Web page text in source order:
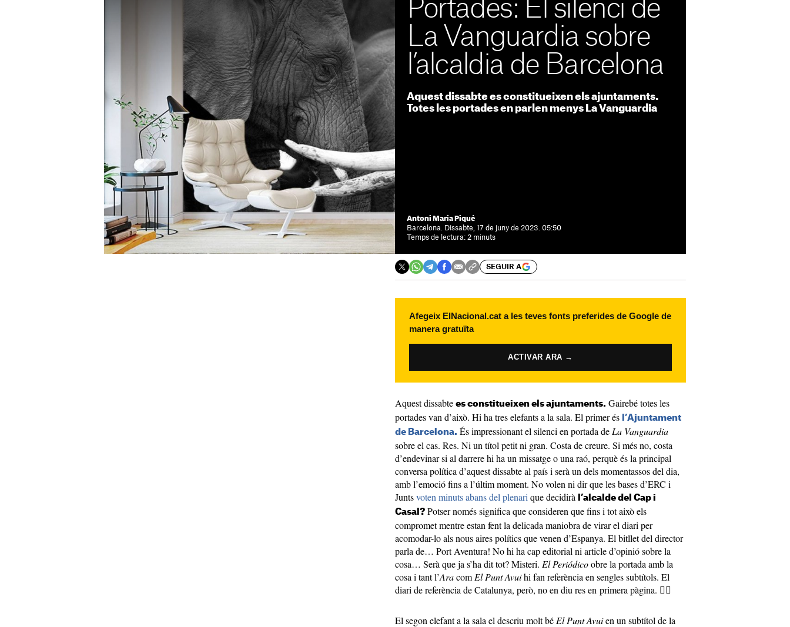
Portades: El silenci de
La Vanguardia sobre
l’alcaldia de Barcelona
Aquest dissabte es constitueixen els ajuntaments.
Totes les portades en parlen menys La Vanguardia
Antoni Maria Piqué
Barcelona. Dissabte, 17 de juny de 2023. 05:50
Temps de lectura: 2 minuts
SEGUIR A
Afegeix ElNacional.cat a les teves fonts preferides de Google de
manera gratuïta
ACTIVAR ARA →
Aquest dissabte es constitueixen els ajuntaments. Gairebé totes les
portades van d’això. Hi ha tres elefants a la sala. El primer és l’Ajuntament
de Barcelona. És impressionant el silenci en portada de La Vanguardia
sobre el cas. Res. Ni un títol petit ni gran. Costa de creure. Si més no, costa
d’endevinar si al darrere hi ha un missatge o una raó, perquè és la principal
conversa política d’aquest dissabte al país i serà un dels momentassos del dia,
amb l’emoció fins a l’últim moment. No volen ni dir que les bases d’ERC i
Juntsvoten minuts abans del plenari que decidirà
l’alcalde del Cap i
Casal? Potser només significa que consideren que fins i tot això els
compromet mentre estan fent la delicada maniobra de virar el diari per
acomodar-lo als nous aires polítics que venen d’Espanya. El bitllet del director
parla de… Port Aventura! No hi ha cap editorial ni article d’opinió sobre la
cosa… Serà que ja s’ha dit tot? Misteri. El Periódicoobre la portada amb la
cosa i tant l’Aracom El Punt Avuihi fan referència en sengles subtítols. El
diari de referència de Catalunya, però, no en diu res en primera pàgina. 🤷‍♀️
El segon elefant a la sala el descriu molt bé El Punt Avuien un subtítol de la